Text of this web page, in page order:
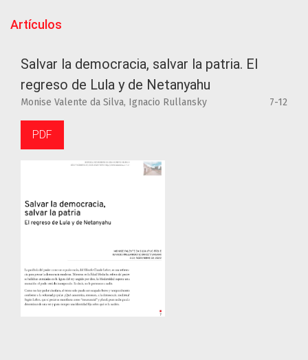
Artículos
Salvar la democracia, salvar la patria. El
regreso de Lula y de Netanyahu
Monise Valente da Silva, Ignacio Rullansky 7-12
PDF